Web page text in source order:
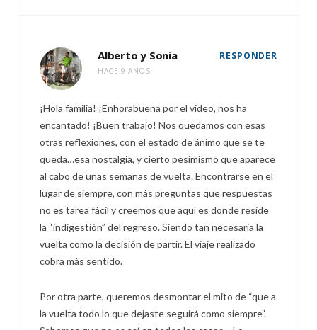
Alberto y Sonia
HACE 9 AÑOS
RESPONDER
¡Hola familia! ¡Enhorabuena por el video, nos ha
encantado! ¡Buen trabajo! Nos quedamos con esas
otras reflexiones, con el estado de ánimo que se te
queda…esa nostalgia, y cierto pesimismo que aparece
al cabo de unas semanas de vuelta. Encontrarse en el
lugar de siempre, con más preguntas que respuestas
no es tarea fácil y creemos que aquí es donde reside
la “indigestión” del regreso. Siendo tan necesaria la
vuelta como la decisión de partir. El viaje realizado
cobra más sentido.
Por otra parte, queremos desmontar el mito de “que a
la vuelta todo lo que dejaste seguirá como siempre”.